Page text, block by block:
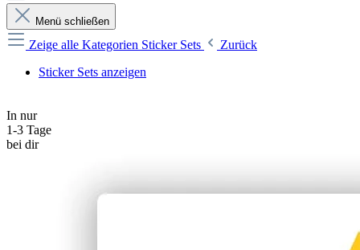
Menü schließen
Zeige alle Kategorien Sticker Sets
Zurück
Sticker Sets anzeigen
In nur
1-3 Tage
bei dir